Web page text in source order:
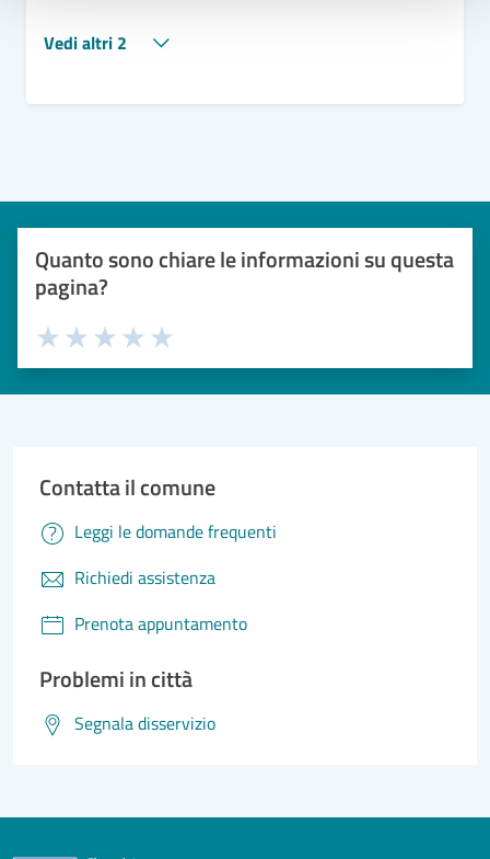
Vedi altri 2
Quanto sono chiare le informazioni su questa
pagina?
Valuta 5 stelle su 5
Valuta 4 stelle su 5
Valuta 3 stelle su 5
Valuta 2 stelle su 5
Valuta 1 stelle su 5
Contatta il comune
Leggi le domande frequenti
Richiedi assistenza
Prenota appuntamento
Problemi in città
Segnala disservizio